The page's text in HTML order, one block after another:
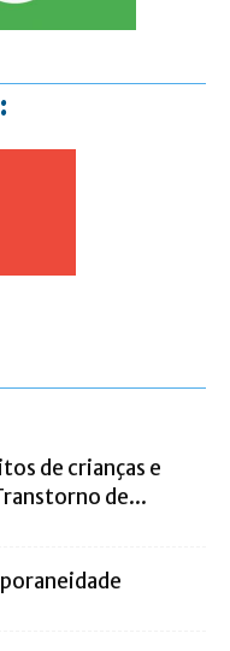
de crianças e
de...